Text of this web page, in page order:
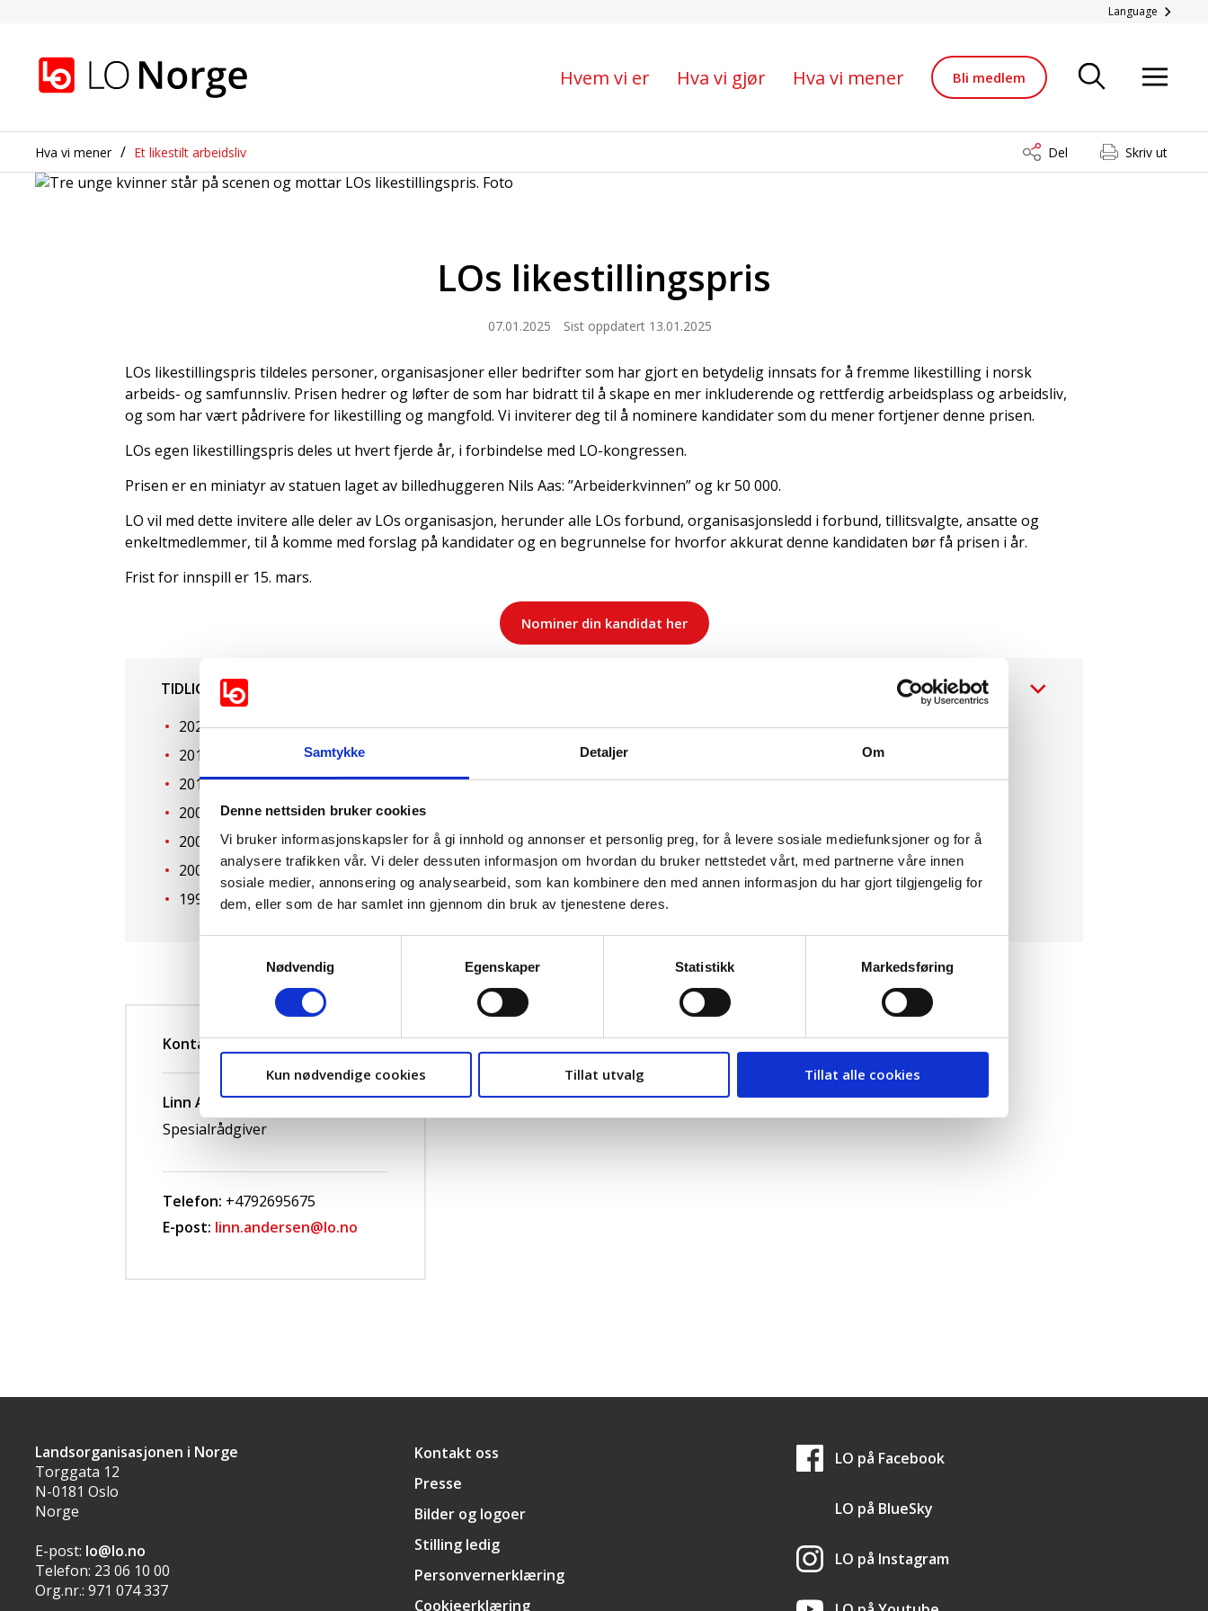
Samtykke Detaljer Om
Denne nettsiden bruker cookies
Vi bruker informasjonskapsler for å gi innhold og annonser et personlig preg, for å levere sosiale mediefunksjoner og for å
analysere trafikken vår. Vi deler dessuten informasjon om hvordan du bruker nettstedet vårt, med partnerne våre innen
sosiale medier, annonsering og analysearbeid, som kan kombinere den med annen informasjon du har gjort tilgjengelig for
dem, eller som de har samlet inn gjennom din bruk av tjenestene deres.
Nødvendig
Egenskaper Statistikk Markedsføring
Kun nødvendige cookies Tillat utvalg Tillat alle cookies
Language
Hvem vi er Hva vi gjør Hva vi mener Bli medlem
Hva vi mener Et likestilt arbeidsliv Del Skriv ut
LOs likestillingspris
07.01.2025 Sist oppdatert 13.01.2025
LOs likestillingspris tildeles personer, organisasjoner eller bedrifter som har gjort en betydelig innsats for å fremme likestilling i norsk
arbeids- og samfunnsliv. Prisen hedrer og løfter de som har bidratt til å skape en mer inkluderende og rettferdig arbeidsplass og arbeidsliv,
og som har vært pådrivere for likestilling og mangfold. Vi inviterer deg til å nominere kandidater som du mener fortjener denne prisen.
LOs egen likestillingspris deles ut hvert fjerde år, i forbindelse med LO-kongressen.
Prisen er en miniatyr av statuen laget av billedhuggeren Nils Aas: ”Arbeiderkvinnen” og kr 50 000.
LO vil med dette invitere alle deler av LOs organisasjon, herunder alle LOs forbund, organisasjonsledd i forbund, tillitsvalgte, ansatte og
enkeltmedlemmer, til å komme med forslag på kandidater og en begrunnelse for hvorfor akkurat denne kandidaten bør få prisen i år.
Frist for innspill er 15. mars.
Nominer din kandidat her
TIDLIGERE VINNERE AV LOS LIKESTILLINGSPRIS
2022: Susanne Mortensen, Sandra Åberg Kristiansen og Maren Lundby
2017: Kadra Yusuf
2013: Inger Vagle og Ellen Møller
2009: Krisesentersekretariatet
2005: Rosemarie Köhn
2001: Anne-Cath Vestly
1997: Gro Harlem Brundtland
Kontakt
Linn Andersen
Spesialrådgiver
Telefon: +4792695675
E-post: linn.andersen@lo.no
Landsorganisasjonen i Norge
Torggata 12
N-0181 Oslo
Norge
E-post: lo@lo.no
Telefon: 23 06 10 00
Org.nr.: 971 074 337
Snarveier
Kontakt oss
Presse
Bilder og logoer
Stilling ledig
Personvernerklæring
Cookieerklæring
LO i sosiale medier
LO på Facebook
LO på BlueSky
LO på Instagram